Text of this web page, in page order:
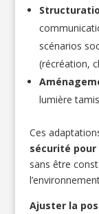
scénarios
(récréation,
lumière
Ces
sécurité
sans être
Ajuster la